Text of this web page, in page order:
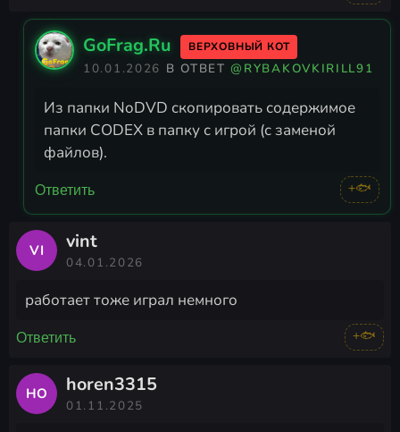
GoFrag.Ru ВЕРХОВНЫЙ КОТ
10.01.2026 В ОТВЕТ@RYBAKOVKIRILL91
Из папки NoDVD скопировать содержимое
папки CODEX в папку с игрой (с заменой
файлов).
Ответить +🐟
VI vint
04.01.2026
работает тоже играл немного
Ответить +🐟
HO horen3315
01.11.2025